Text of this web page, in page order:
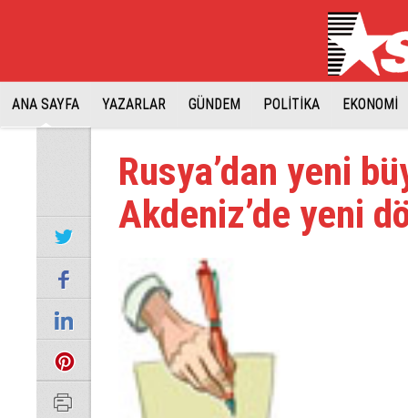
ANA SAYFA YAZARLAR GÜNDEM POLİTİKA EKONOMİ
Rusya’dan yeni
Akdeniz’de yeni